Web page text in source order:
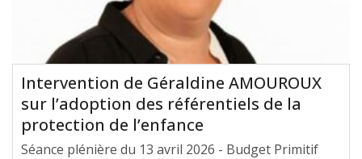
Intervention de Géraldine AMOUROUX
sur l’adoption des référentiels de la
protection de l’enfance
Séance plénière du 13 avril 2026 - Budget Primitif